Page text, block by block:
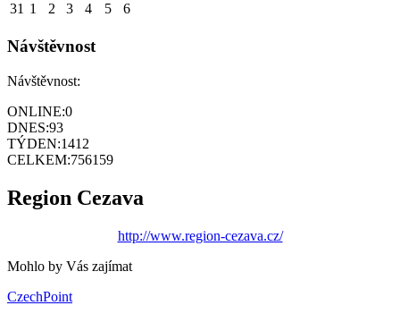
31 1 2 3 4 5 6
Návštěvnost
Návštěvnost:
ONLINE:0
DNES:93
TÝDEN:1412
CELKEM:756159
Region Cezava
http://www.region-cezava.cz/
Mohlo by Vás zajímat
CzechPoint